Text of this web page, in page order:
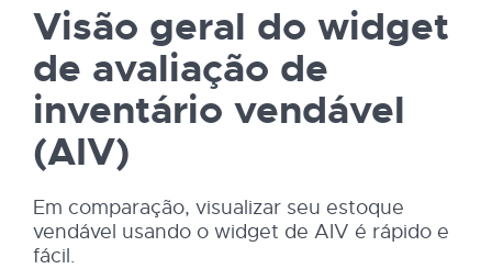
Visão geral do widget
de avaliação de
inventário vendável
(AIV)
Em comparação, visualizar seu estoque
vendável usando o widget de AIV é rápido e
fácil.